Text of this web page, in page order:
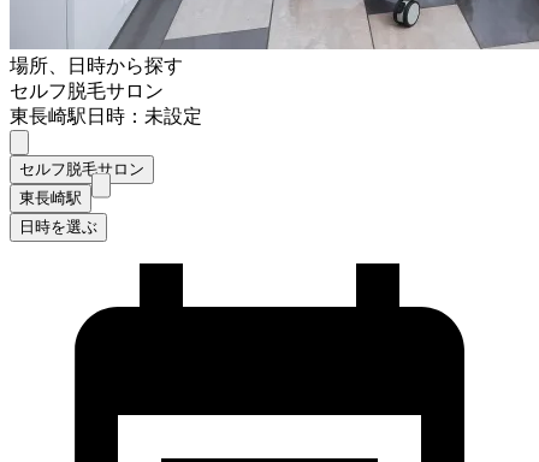
場所、日時から探す
セルフ脱毛サロン
東長崎駅日時：未設定
セルフ脱毛サロン
東長崎駅
日時を選ぶ